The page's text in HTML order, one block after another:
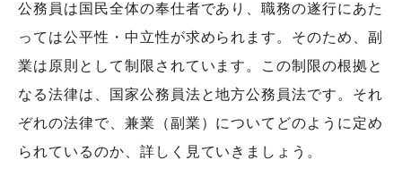
公務員は国民全体の奉仕者であり、職務の遂行にあた
っては公平性・中立性が求められます。そのため、副
業は原則として制限されています。この制限の根拠と
なる法律は、国家公務員法と地方公務員法です。それ
ぞれの法律で、兼業（副業）についてどのように定め
られているのか、詳しく見ていきましょう。